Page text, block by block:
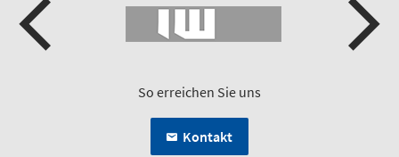
So erreichen Sie uns
Kontakt